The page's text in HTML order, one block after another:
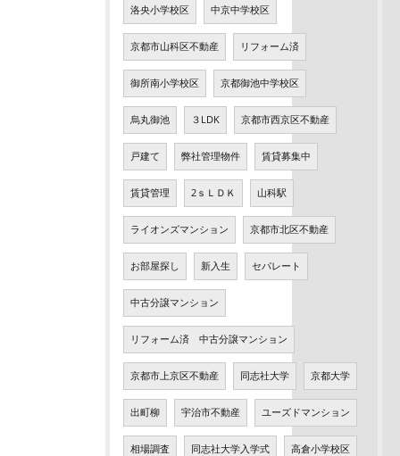
洛央小学校区 中京中学校区
京都市山科区不動産 リフォーム済
御所南小学校区 京都御池中学校区
烏丸御池 ３LDK 京都市西京区不動産
戸建て 弊社管理物件 賃貸募集中
賃貸管理 2ｓＬＤＫ 山科駅
ライオンズマンション 京都市北区不動産
お部屋探し 新入生 セパレート
中古分譲マンション
リフォーム済 中古分譲マンション
京都市上京区不動産 同志社大学 京都大学
出町柳 宇治市不動産 ユーズドマンション
相場調査 同志社大学入学式 高倉小学校区